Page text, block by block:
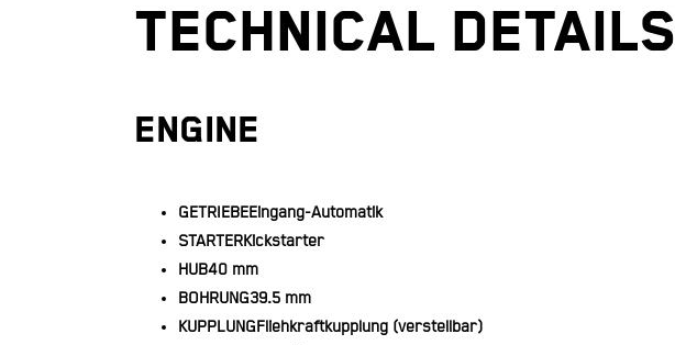
TECHNICAL DETAILS
ENGINE
GETRIEBEEingang-Automatik
STARTERKickstarter
HUB40 mm
BOHRUNG39.5 mm
KUPPLUNGFliehkraftkupplung (verstellbar)